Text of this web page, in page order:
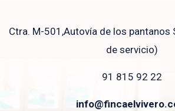
Ctra. M-501,Autovía de los pantanos
de servicio)
91 815 92 22